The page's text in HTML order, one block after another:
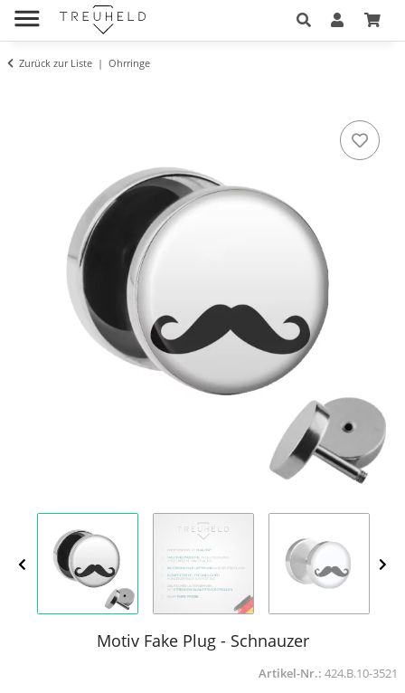
Zurück zur Liste Ohrringe
Motiv Fake Plug - Schnauzer
Artikel-Nr.: 424.B.10-3521